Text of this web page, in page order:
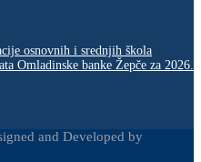
osnovnih i srednjih škola
Omladinske banke Žepče za 2026.
and Developed by